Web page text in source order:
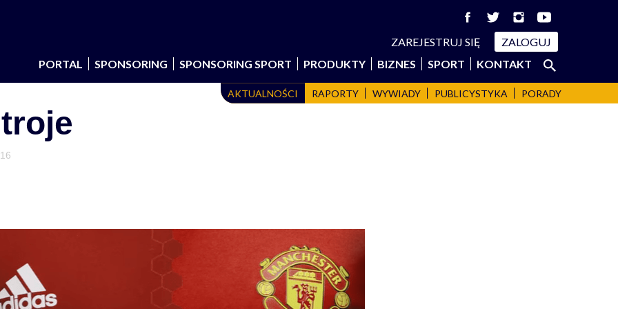
ZAREJESTRUJ SIĘ
ZALOGUJ
PORTAL
SPONSORING SPONSORING SPORT PRODUKTY BIZNES SPORT KONTAKT Szukaj:
SZUKAJ
AKTUALNOŚCI RAPORTY WYWIADY PUBLICYSTYKA PORADY